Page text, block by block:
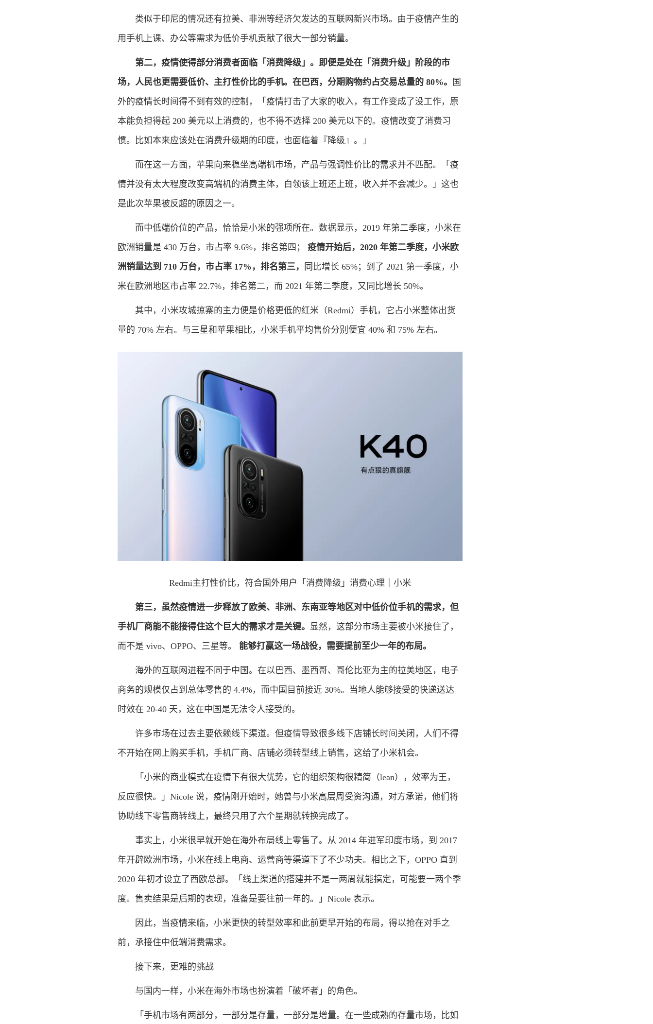
类似于印尼的情况还有拉美、非洲等经济欠发达的互联网新兴市场。由于疫情产生的
用手机上课、办公等需求为低价手机贡献了很大一部分销量。
第二， 疫情使得部分消费者面临「消费降级」。 即便是处在「消费升级」阶段的市
场，人民也更需要低价、主打性价比的手机。 在巴西，分期购物约占交易总量的 80%。
国
外的疫情长时间得不到有效的控制，「疫情打击了大家的收入，有工作变成了没工作，原
本能负担得起 200 美元以上消费的，也不得不选择 200 美元以下的。疫情改变了消费习
惯。比如本来应该处在消费升级期的印度，也面临着『降级』。」
而在这一方面，苹果向来稳坐高端机市场，产品与强调性价比的需求并不匹配。「疫
情并没有太大程度改变高端机的消费主体，白领该上班还上班，收入并不会减少。」这也
是此次苹果被反超的原因之一。
而中低端价位的产品，恰恰是小米的强项所在。数据显示，2019 年第二季度，小米在
欧洲销量是 430 万台，市占率 9.6%，排名第四； 疫情开始后，2020 年第二季度，小米欧
洲销量达到 710 万台，市占率 17%，排名第三，
同比增长 65%；到了 2021 第一季度，小
米在欧洲地区市占率 22.7%，排名第二，而 2021 年第二季度，又同比增长 50%。
其中，小米攻城掠寨的主力便是价格更低的红米（Redmi）手机，它占小米整体出货
量的 70% 左右。与三星和苹果相比，小米手机平均售价分别便宜 40% 和 75% 左右。
Redmi主打性价比，符合国外用户「消费降级」消费心理｜小米
第三，虽然疫情进一步释放了欧美、非洲、东南亚等地区对中低价位手机的需求，但
手机厂商能不能接得住这个巨大的需求才是关键。 显然，这部分市场主要被小米接住了，
而不是 vivo、OPPO、三星等。 能够打赢这一场战役，需要提前至少一年的布局。
海外的互联网进程不同于中国。在以巴西、墨西哥、哥伦比亚为主的拉美地区，电子
商务的规模仅占到总体零售的 4.4%，而中国目前接近 30%。当地人能够接受的快递送达
时效在 20-40 天，这在中国是无法令人接受的。
许多市场在过去主要依赖线下渠道。但疫情导致很多线下店铺长时间关闭，人们不得
不开始在网上购买手机，手机厂商、店铺必须转型线上销售，这给了小米机会。
「小米的商业模式在疫情下有很大优势，它的组织架构很精简（lean），效率为王，
反应很快。」Nicole 说，疫情刚开始时，她曾与小米高层周受资沟通，对方承诺，他们将
协助线下零售商转线上，最终只用了六个星期就转换完成了。
事实上，小米很早就开始在海外布局线上零售了。从 2014 年进军印度市场，到 2017
年开辟欧洲市场，小米在线上电商、运营商等渠道下了不少功夫。相比之下，OPPO 直到
2020 年初才设立了西欧总部。「线上渠道的搭建并不是一两周就能搞定，可能要一两个季
度。售卖结果是后期的表现，准备是要往前一年的。」Nicole 表示。
因此，当疫情来临，小米更快的转型效率和此前更早开始的布局，得以抢在对手之
前，承接住中低端消费需求。
接下来，更难的挑战
与国内一样，小米在海外市场也扮演着「破坏者」的角色。
「手机市场有两部分，一部分是存量，一部分是增量。在一些成熟的存量市场，比如